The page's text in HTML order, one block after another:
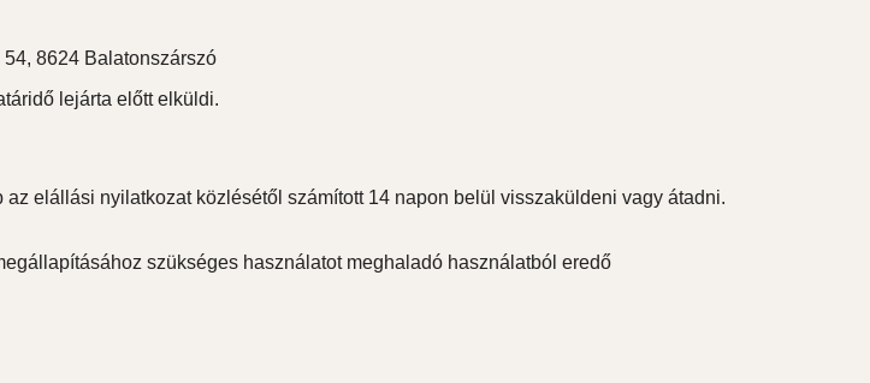
8624 Balatonszárszó
lejárta előtt elküldi.
elállási nyilatkozat közlésétől számított 14 napon belül visszaküldeni vagy átadni.
szükséges használatot meghaladó használatból eredő